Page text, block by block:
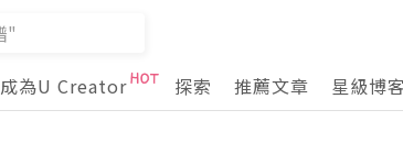
成為U Creator 探索 推薦文章 星級博客